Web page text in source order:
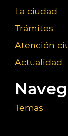
La ciudad
Trámites
Atención
Actualidad
Temas